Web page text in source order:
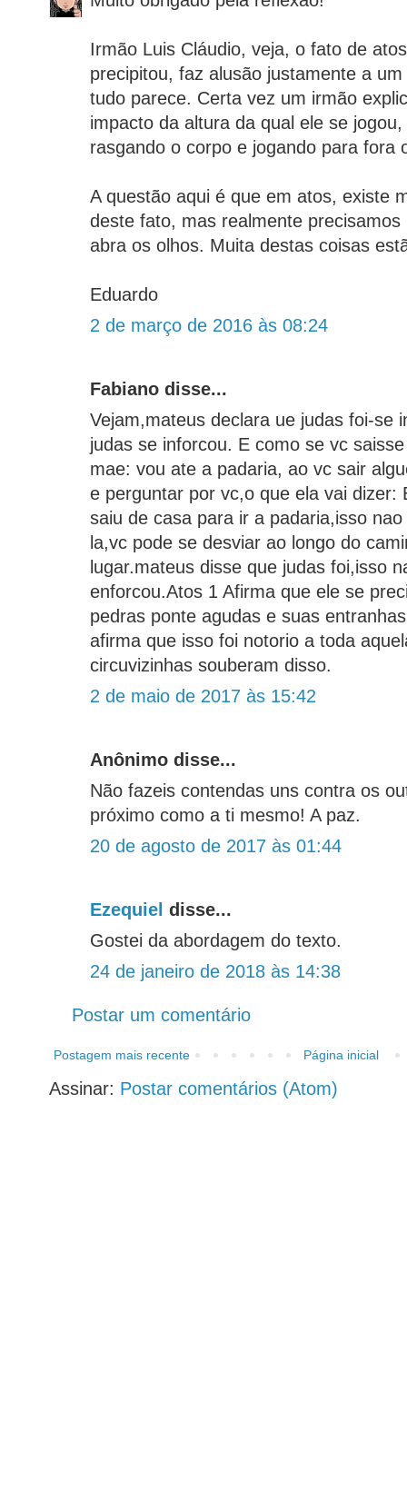
Irmão Luis Cláudio, veja, o fato de
precipitou, faz alusão justamente a
tudo parece. Certa vez um irmão
impacto da altura da qual ele se
rasgando o corpo e jogando para fora
A questão aqui é que em atos, existe
deste fato, mas realmente
abra os olhos. Muita destas coisas
Eduardo
2 de março de 2016 às 08:24
Fabiano disse...
Vejam,mateus declara ue judas foi-se
judas se inforcou. E como se vc
mae: vou ate a padaria, ao vc sair
e perguntar por vc,o que ela vai dizer:
saiu de casa para ir a padaria,isso
la,vc pode se desviar ao longo do
lugar.mateus disse que judas foi,isso
enforcou.Atos 1 Afirma que ele se
pedras ponte agudas e suas
afirma que isso foi notorio a toda
circuvizinhas souberam disso.
2 de maio de 2017 às 15:42
Anônimo disse...
Não fazeis contendas uns contra os
próximo como a ti mesmo! A paz.
20 de agosto de 2017 às 01:44
Ezequiel disse...
Gostei da abordagem do texto.
24 de janeiro de 2018 às 14:38
Postar um comentário
Postagem mais recente Página inicial
Assinar: Postar comentários (Atom)